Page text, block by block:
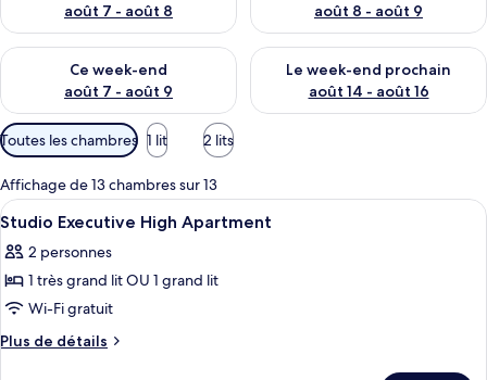
août 7 - août 8
août 8 - août 9
Ce week-end
août 7 - août 9
Vérifier la disponibilité pour ce week-end août 7 - août 9
Le week-end prochain
août 14 - août 16
Vérifier la disponibilité pour
Filtres
disponibles
pour
les
chambres
Toutes les chambres 1 lit 2 lits
Affichage de 13 chambres sur 13
Afficher
toutes
les
photos
pour
ce
Literie de qualité supérieure, bureau,
5
Studio Executive High Apartment
2 personnes
1 très grand lit OU 1 grand lit
Wi-Fi gratuit
Plus de détails
Plus